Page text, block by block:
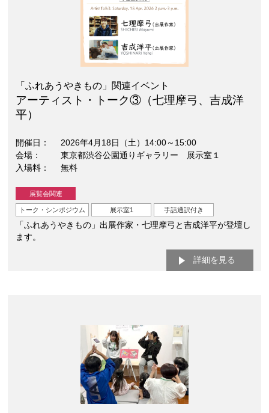
「ふれあうやきもの」関連イベント
アーティスト・トーク③（七理摩弓、吉成洋
平）
開催日
2026年4月18日（土）14:00～15:00
会場
東京都渋谷公園通りギャラリー 展示室１
入場料
無料
展覧会関連
トーク・シンポジウム 展示室1 手話通訳付き
「ふれあうやきもの」出展作家・七理摩弓と吉成洋平が登壇し
ます。
詳細を見る